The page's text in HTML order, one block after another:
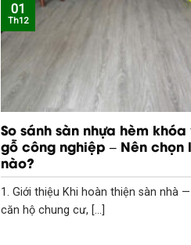
So sánh sàn nhựa hèm
gỗ công nghiệp – Nên chọn
nào?
1. Giới thiệu Khi hoàn thiện sàn nhà
căn hộ chung cư, [...]
01
Th12